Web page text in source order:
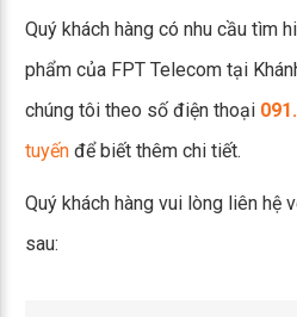
Quý khách hàng có nhu cầu tìm
phẩm của FPT Telecom tại
chúng tôi theo số điện thoại
tuyến để biết thêm chi tiết.
Quý khách hàng vui lòng liên hệ
sau: